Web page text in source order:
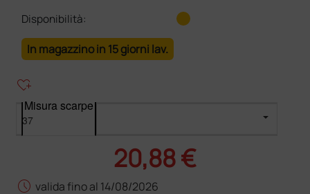
Disponibilità:
In magazzino in 15 giorni lav.
heart_plus
Misura scarpe
20,88 €
schedule valida fino al 14/08/2026